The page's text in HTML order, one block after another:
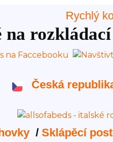
Rychlý
na
Česká
/ Sklápěcí